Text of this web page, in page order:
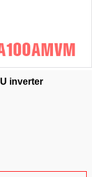
inverter